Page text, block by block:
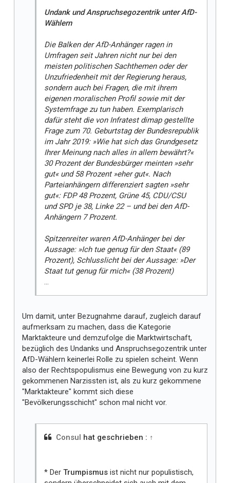
Undank und Anspruchsegozentrik unter AfD-
Wählern
Die Balken der AfD-Anhänger ragen in
Umfragen seit Jahren nicht nur bei den
meisten politischen Sachthemen oder der
Unzufriedenheit mit der Regierung heraus,
sondern auch bei Fragen, die mit ihrem
eigenen moralischen Profil sowie mit der
Systemfrage zu tun haben. Exemplarisch
dafür steht die von Infratest dimap gestellte
Frage zum 70. Geburtstag der Bundesrepublik
im Jahr 2019: »Wie hat sich das Grundgesetz
Ihrer Meinung nach alles in allem bewährt?«
30 Prozent der Bundesbürger meinten »sehr
gut« und 58 Prozent »eher gut«. Nach
Parteianhängern differenziert sagten »sehr
gut«: FDP 48 Prozent, Grüne 45, CDU/CSU
und SPD je 38, Linke 22 – und bei den AfD-
Anhängern 7 Prozent.
Spitzenreiter waren AfD-Anhänger bei der
Aussage: »Ich tue genug für den Staat« (89
Prozent), Schlusslicht bei der Aussage: »Der
Staat tut genug für mich« (38 Prozent)
...
Um damit, unter Bezugnahme darauf, zugleich darauf
aufmerksam zu machen, dass die Kategorie
Marktakteure und demzufolge die Marktwirtschaft,
bezüglich des Undanks und Anspruchsegozentrik unter
AfD-Wählern keinerlei Rolle zu spielen scheint. Wenn
also der Rechtspopulismus eine Bewegung von zu kurz
gekommenen Narzissten ist, als zu kurz gekommene
"Marktakteure" kommt sich diese
"Bevölkerungsschicht" schon mal nicht vor.
Consul hat geschrieben : ↑
* Der Trumpismus ist nicht nur populistisch,